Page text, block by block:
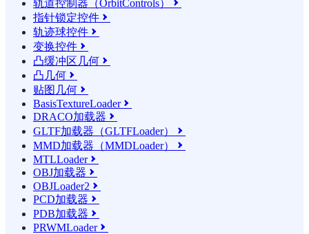
轨道控制器（OrbitControls） 
指针锁定控件 
轨迹球控件 
变换控件 
凸缓冲区几何 
凸几何 
贴图几何 
BasisTextureLoader
DRACO加载器 
GLTF加载器（GLTFLoader） 
MMD加载器（MMDLoader） 
MTLLoader
OBJ加载器 
OBJLoader2 
PCD加载器 
PDB加载器 
PRWMLoader